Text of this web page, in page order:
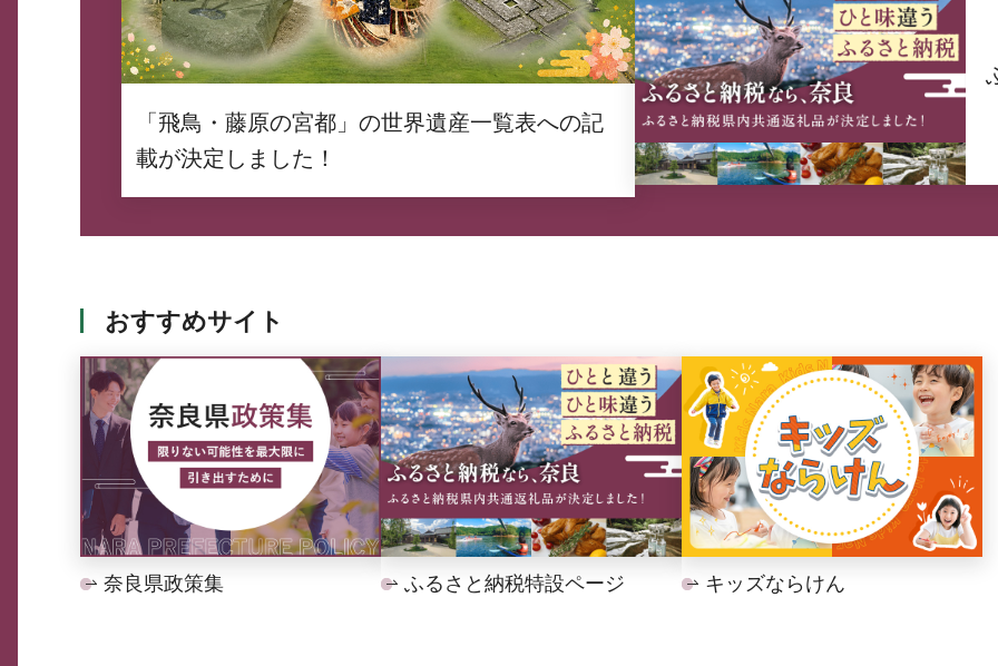
「飛鳥・藤原の宮都」の世界遺産一覧表への記
載が決定しました！
おすすめサイト
奈良県政策集 ふるさと納税特設ページ キッズならけん